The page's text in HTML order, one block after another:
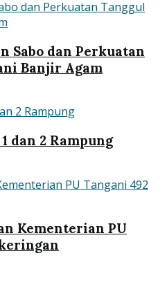
Sabo dan Perkuatan
Banjir Agam
dan 2 Rampung
Kementerian PU